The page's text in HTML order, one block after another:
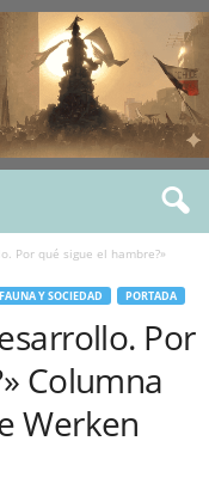
Por qué sigue el hambre?»
Y SOCIEDAD PORTADA
Por
Columna
Werken